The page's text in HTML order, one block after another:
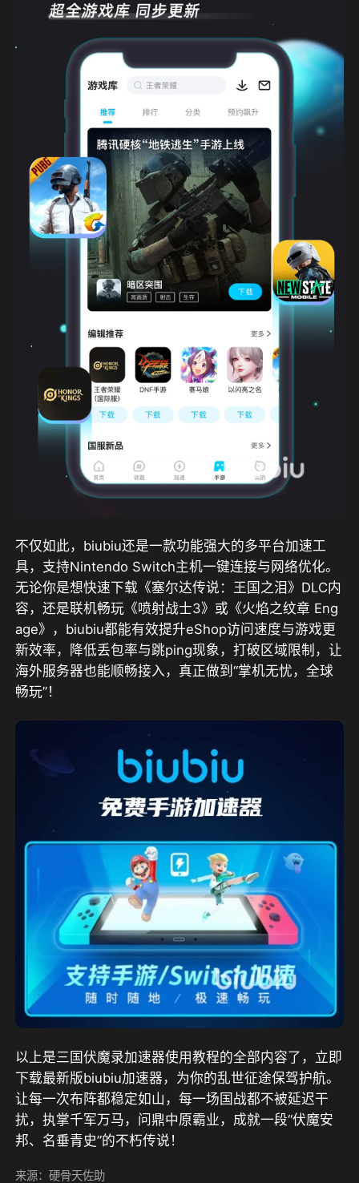
不仅如此，biubiu还是一款功能强大的多平台加速工
具，支持Nintendo Switch主机一键连接与网络优化。
无论你是想快速下载《塞尔达传说：王国之泪》DLC内
容，还是联机畅玩《喷射战士3》或《火焰之纹章 Eng
age》，biubiu都能有效提升eShop访问速度与游戏更
新效率，降低丢包率与跳ping现象，打破区域限制，让
海外服务器也能顺畅接入，真正做到“掌机无忧，全球
畅玩”！
以上是三国伏魔录加速器使用教程的全部内容了，立即
下载最新版biubiu加速器，为你的乱世征途保驾护航。
让每一次布阵都稳定如山，每一场国战都不被延迟干
扰，执掌千军万马，问鼎中原霸业，成就一段“伏魔安
邦、名垂青史”的不朽传说！
来源：硬骨天佐助